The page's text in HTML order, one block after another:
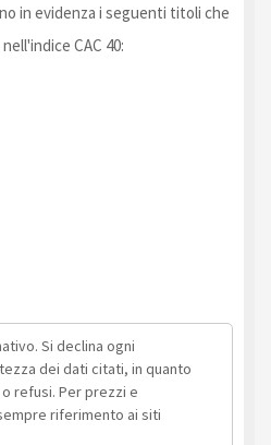
in evidenza i seguenti titoli che
CAC 40:
Si declina ogni
dei dati citati, in quanto
refusi. Per prezzi e
riferimento ai siti